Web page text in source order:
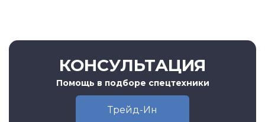
КОНСУЛЬТАЦИЯ
Помощь в подборе спецтехники
Трейд-Ин